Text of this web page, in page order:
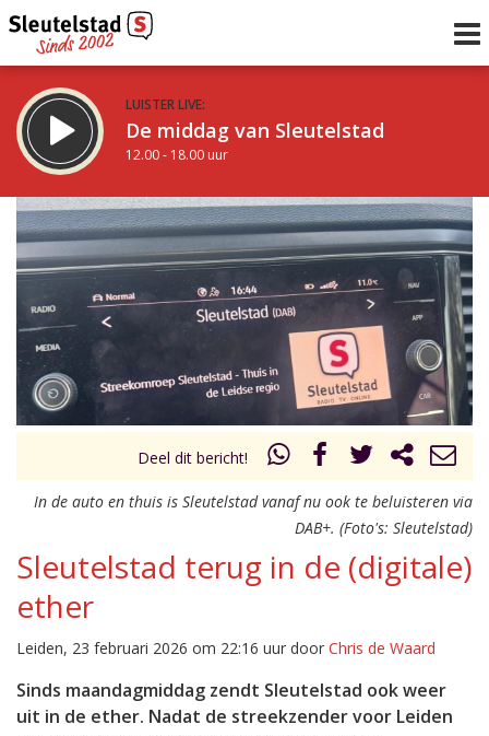
LUISTER LIVE:
De middag van Sleutelstad
12.00 - 18.00 uur
STRAKS:
De vrijdagavond met Keanu
18.00 - 19.00 uur
Vorig uur
uur 1 van 0 Volgend uur
Deel dit bericht!
In de auto en thuis is Sleutelstad vanaf nu ook te beluisteren via
DAB+. (Foto's: Sleutelstad)
Sleutelstad terug in de (digitale)
ether
Leiden, 23 februari 2026 om 22:16 uur door Chris de Waard
Sinds maandagmiddag zendt Sleutelstad ook weer
uit in de ether. Nadat de streekzender voor Leiden